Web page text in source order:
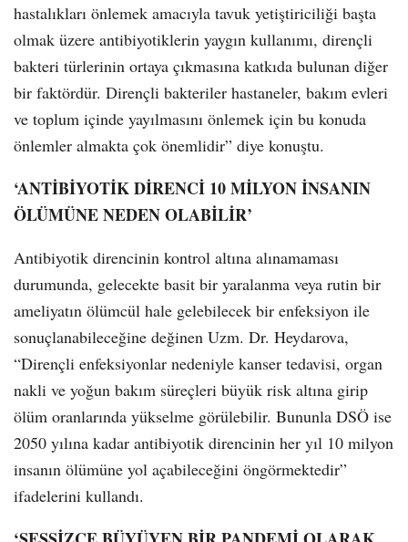
hastalıkları önlemek amacıyla tavuk yetiştiriciliği başta
olmak üzere antibiyotiklerin yaygın kullanımı, dirençli
bakteri türlerinin ortaya çıkmasına katkıda bulunan diğer
bir faktördür. Dirençli bakteriler hastaneler, bakım evleri
ve toplum içinde yayılmasını önlemek için bu konuda
önlemler almakta çok önemlidir” diye konuştu.
‘ANTİBİYOTİK DİRENCİ 10 MİLYON İNSANIN
ÖLÜMÜNE NEDEN OLABİLİR’
Antibiyotik direncinin kontrol altına alınamaması
durumunda, gelecekte basit bir yaralanma veya rutin bir
ameliyatın ölümcül hale gelebilecek bir enfeksiyon ile
sonuçlanabileceğine değinen Uzm. Dr. Heydarova,
“Dirençli enfeksiyonlar nedeniyle kanser tedavisi, organ
nakli ve yoğun bakım süreçleri büyük risk altına girip
ölüm oranlarında yükselme görülebilir. Bununla DSÖ ise
2050 yılına kadar antibiyotik direncinin her yıl 10 milyon
insanın ölümüne yol açabileceğini öngörmektedir”
ifadelerini kullandı.